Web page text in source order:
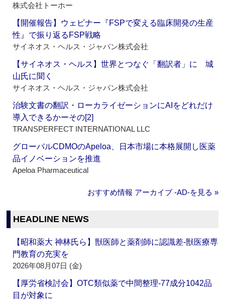
株式会社トーホー
【開催報告】ウェビナー『FSPで変える臨床開発の生産
性』で振り返るFSP戦略
サイネオス・ヘルス・ジャパン株式会社
【サイネオス・ヘルス】世界とつなぐ「翻訳者」に 城
山氏に聞く
サイネオス・ヘルス・ジャパン株式会社
治験文書の翻訳・ローカライゼーションにAIをどれだけ
導入できるかーその[2]
TRANSPERFECT INTERNATIONAL LLC
グローバルCDMOのApeloa、日本市場に本格展開し医薬
品イノベーションを推進
Apeloa Pharmaceutical
おすすめ情報 アーカイブ ‐AD‐を見る »
HEADLINE NEWS
【昭和薬大 神林氏ら】獣医師と薬剤師に認識差‐獣医療専
門教育の充実を
2026年08月07日 (金)
【厚労省検討会】OTC類似薬で中間整理‐77成分1042品
目が対象に